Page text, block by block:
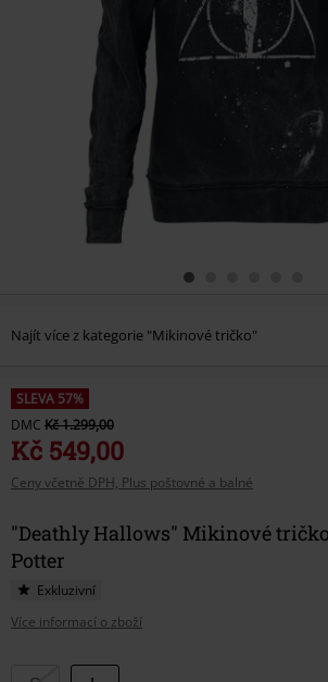
Najít více z kategorie "Mikinové tričko"
SLEVA 57%
DMC Kč 1.299,00
Kč 549,00
Ceny včetně DPH, Plus poštovné a balné
"Deathly Hallows" Mikinové
Potter
Exkluzivní
Více informací o zboží
Vyberte